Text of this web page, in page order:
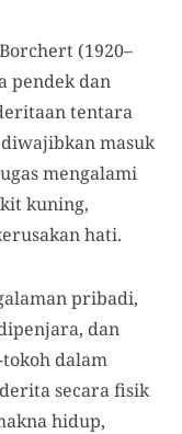
(1920–
pendek dan
tentara
masuk
mengalami
kuning,
hati.
pribadi,
dan
dalam
secara fisik
hidup,